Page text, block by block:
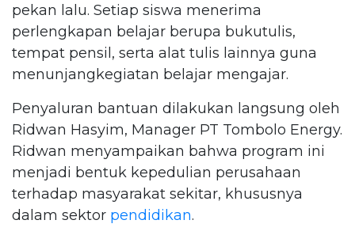
pekan lalu. Setiap siswa menerima
perlengkapan belajar berupa bukutulis,
tempat pensil, serta alat tulis lainnya guna
menunjangkegiatan belajar mengajar.
Penyaluran bantuan dilakukan langsung oleh
Ridwan Hasyim, Manager PT Tombolo Energy.
Ridwan menyampaikan bahwa program ini
menjadi bentuk kepedulian perusahaan
terhadap masyarakat sekitar, khususnya
dalam sektor pendidikan.